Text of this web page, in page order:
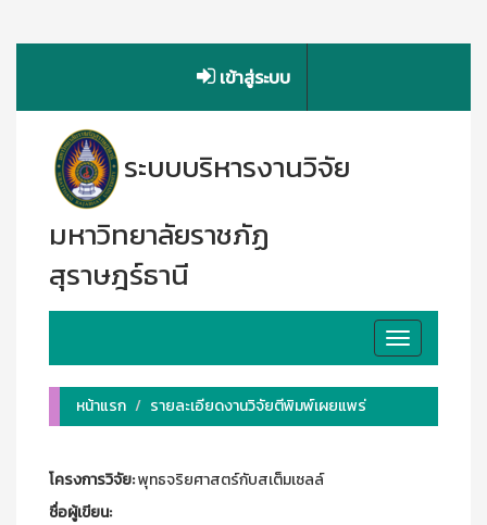
เข้าสู่ระบบ
ระบบบริหารงานวิจัย
มหาวิทยาลัยราชภัฏ
สุราษฎร์ธานี
Toggle
navigation
หน้าแรก
รายละเอียดงานวิจัยตีพิมพ์เผยแพร่
โครงการวิจัย:พุทธจริยศาสตร์กับสเต็มเซลล์
ชื่อผู้เขียน: